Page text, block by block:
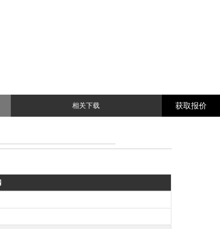
相关下载 获取报价